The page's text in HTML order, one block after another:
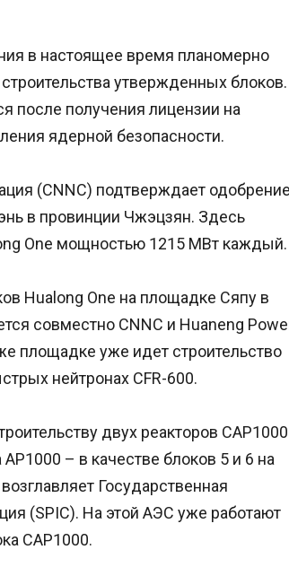
в настоящее время планомерно
утвержденных блоков.
после получения лицензии на
ядерной безопасности.
(CNNC) подтверждает одобрение
в провинции Чжэцзян. Здесь
One мощностью 1215 МВт каждый.
Hualong One на площадке Сяпу в
совместно CNNC и Huaneng
площадке уже идет строительство
нейтронах CFR-600.
двух реакторов
– в качестве блоков 5 и 6 на
Государственная
(SPIC). На этой АЭС уже работают
CAP1000.